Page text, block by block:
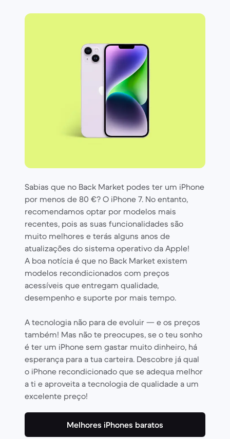
Sabias que no Back Market podes ter um iPhone
por menos de 80 €? O iPhone 7. No entanto,
recomendamos optar por modelos mais
recentes, pois as suas funcionalidades são
muito melhores e terás alguns anos de
atualizações do sistema operativo da Apple!
A boa notícia é que no Back Market existem
modelos recondicionados com preços
acessíveis que entregam qualidade,
desempenho e suporte por mais tempo.
A tecnologia não para de evoluir — e os preços
também! Mas não te preocupes, se o teu sonho
é ter um iPhone sem gastar muito dinheiro, há
esperança para a tua carteira. Descobre já qual
o iPhone recondicionado que se adequa melhor
a ti e aproveita a tecnologia de qualidade a um
excelente preço!
Melhores iPhones baratos